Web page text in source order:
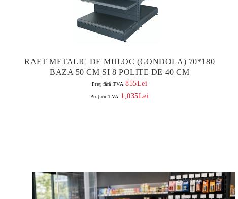
RAFT METALIC DE MIJLOC (GONDOLA) 70*180
BAZA 50 CM SI 8 POLITE DE 40 CM
Preţ fără TVA 855Lei
Preţ cu TVA 1,035Lei